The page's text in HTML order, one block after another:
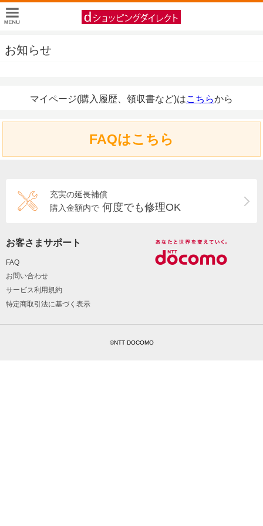
お知らせ
マイページ(購入履歴、領収書など)はこちらから
FAQはこちら
充実の延長補償
購入金額内で 何度でも修理OK
お客さまサポート
FAQ
お問い合わせ
サービス利用規約
特定商取引法に基づく表示
©NTT DOCOMO